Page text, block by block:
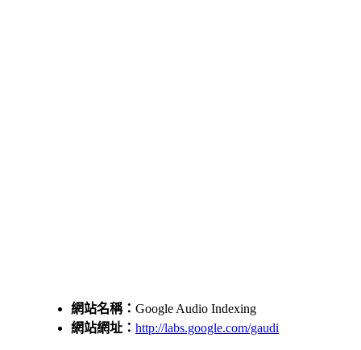
網站名稱： Google Audio Indexing
網站網址： http://labs.google.com/gaudi